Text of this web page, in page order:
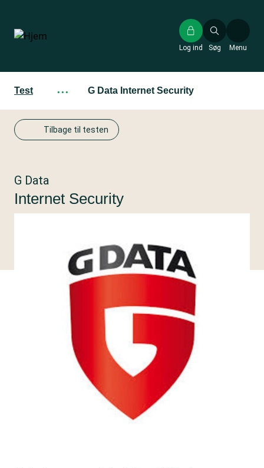
hovedindhold
Søg
Log ind Menu
Test ··· G Data Internet Security
Tilbage til testen
G Data
Internet Security